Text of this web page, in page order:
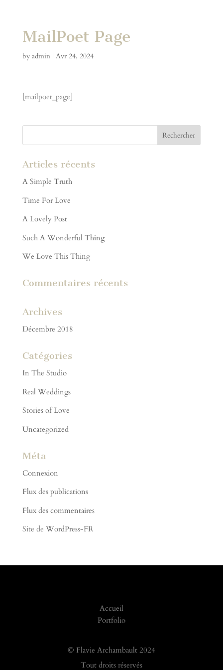
MailPoet Page
by admin| Avr 24, 2024
[mailpoet_page]
Articles récents
A Simple Truth
Time For Love
A Lovely Post
Such A Wonderful Thing
We Love This Thing
Commentaires récents
Archives
Décembre 2018
Catégories
In The Studio
Real Weddings
Stories of Love
Uncategorized
Méta
Connexion
Flux des publications
Flux des commentaires
Site de WordPress-FR
Accueil
Portfolio
© Flavie Archambault 2024
Tout droits réservés